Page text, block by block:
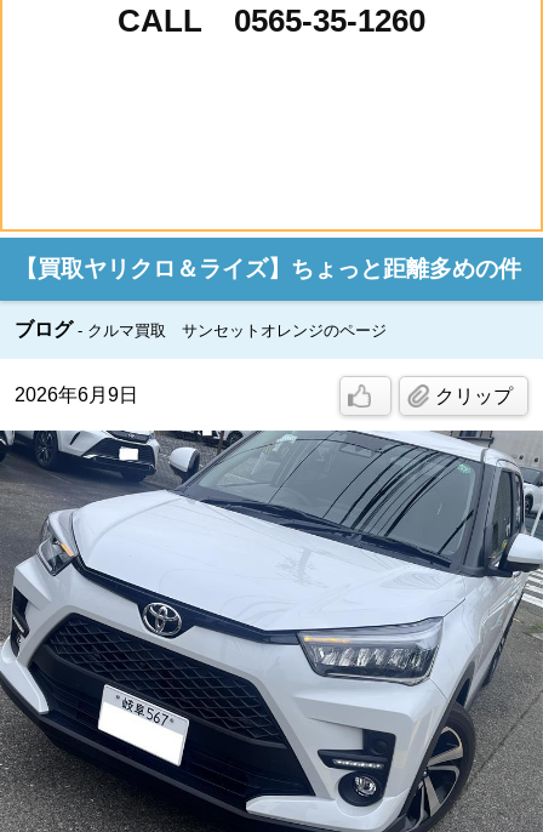
CALL 0565-35-1260
【買取ヤリクロ＆ライズ】ちょっと距離多めの件
ブログ クルマ買取 サンセットオレンジのページ
2026年6月9日 クリップ